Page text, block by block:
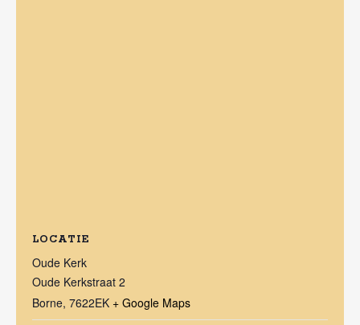
LOCATIE
Oude Kerk
Oude Kerkstraat 2
Borne, 7622EK + Google Maps